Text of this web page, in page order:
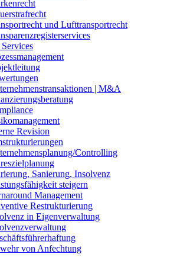
und Lufttransportrecht
Services
| M&A
Revision
Controlling
Sanierung, Insolvenz
steigern
Management
Restrukturierung
in Eigenverwaltung
von Anfechtung